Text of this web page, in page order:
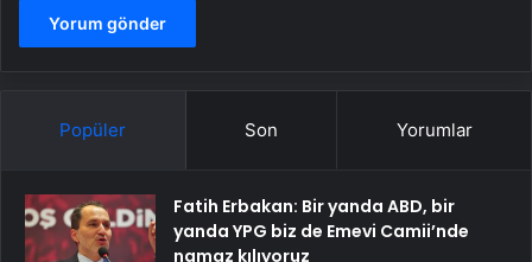
Popüler Son Yorumlar
Fatih Erbakan: Bir yanda ABD, bir
yanda YPG biz de Emevi Camii’nde
namaz kılıyoruz